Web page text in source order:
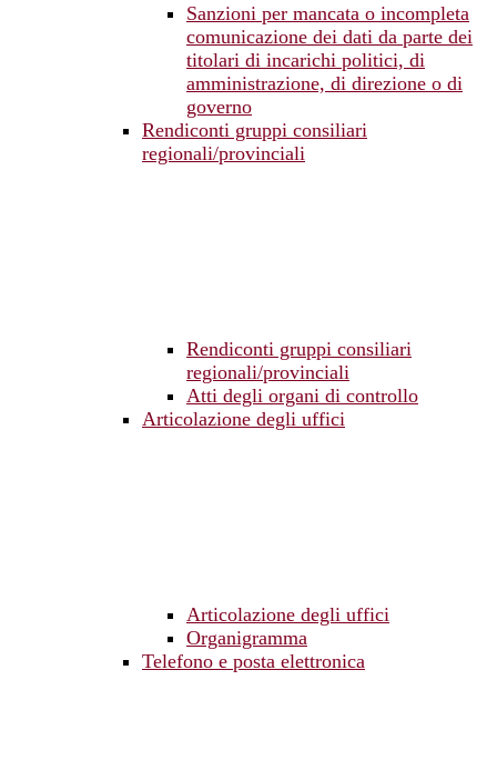
Sanzioni per mancata o incompleta
comunicazione dei dati da parte dei
titolari di incarichi politici, di
amministrazione, di direzione o di
governo
Rendiconti gruppi consiliari
regionali/provinciali
Rendiconti gruppi consiliari
regionali/provinciali
Atti degli organi di controllo
Articolazione degli uffici
Articolazione degli uffici
Organigramma
Telefono e posta elettronica